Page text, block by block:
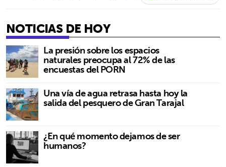
NOTICIAS DE HOY
La presión sobre los espacios
naturales preocupa al 72% de las
encuestas del PORN
Una vía de agua retrasa hasta hoy la
salida del pesquero de Gran Tarajal
¿En qué momento dejamos de ser
humanos?